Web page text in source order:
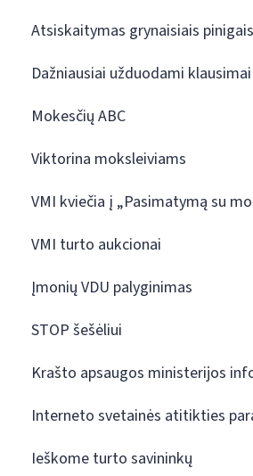
Atsiskaitymas grynaisiais pinigais
Dažniausiai užduodami klausimai
Mokesčių ABC
Viktorina moksleiviams
VMI kviečia į „Pasimatymą su
VMI turto aukcionai
Įmonių VDU palyginimas
STOP šešėliui
Krašto apsaugos ministerijos
Interneto svetainės atitikties
Ieškome turto savininkų